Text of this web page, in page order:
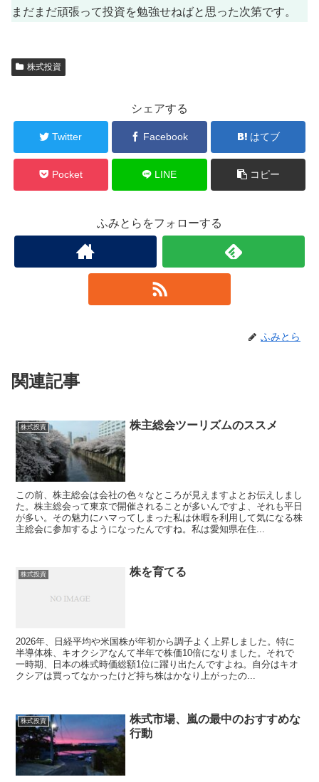
まだまだ頑張って投資を勉強せねばと思った次第です。
株式投資
シェアする
Twitter Facebook はてブ
Pocket LINE コピー
ふみとらをフォローする
ふみとら
関連記事
株式投資 株主総会ツーリズムのススメ
この前、株主総会は会社の色々なところが見えますよとお伝えしまし
た。株主総会って東京で開催されることが多いんですよ、それも平日
が多い。その魅力にハマってしまった私は休暇を利用して気になる株
主総会に参加するようになったんですね。私は愛知県在住...
株式投資 株を育てる
2026年、日経平均や米国株が年初から調子よく上昇しました。特に
半導体株、キオクシアなんて半年で株価10倍になりました。それで
一時期、日本の株式時価総額1位に躍り出たんですよね。自分はキオ
クシアは買ってなかったけど持ち株はかなり上がったの...
株式投資
株式市場、嵐の最中のおすすめな
行動